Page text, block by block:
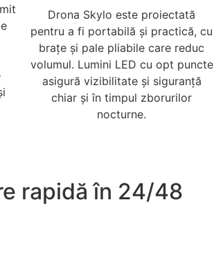
Drona Skylo este proiectată
pentru a fi portabilă și practică, cu
brațe și pale pliabile care reduc
volumul. Lumini LED cu opt puncte
asigură vizibilitate și siguranță
chiar și în timpul zborurilor
nocturne.
rapidă în 24/48